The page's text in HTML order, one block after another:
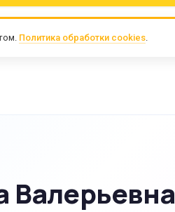
Политика обработки cookies.
Валерьевна